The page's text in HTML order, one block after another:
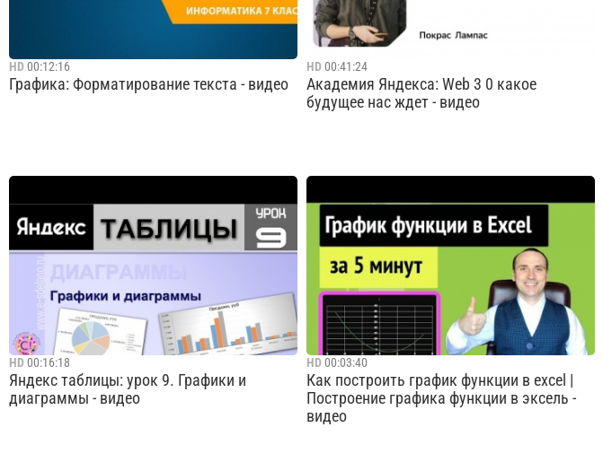
HD 00:12:16
Графика: Форматирование текста - видео
Алла Александровна Сайт - https://video-
tutorial.ru/Форматирование текста - это
процесс изменения внешнего вида
текстового документа, чтобы он выглядел
более привлекательным и удобочитаемым.
Форматирован...
Cмотреть видео
HD 00:41:24
Академия Яндекса: Web 3 0 какое
будущее нас ждет - видео
На цифровые экосистемы влияют не только
корпорации, но и государства, законы и
технологические революции. В будущее
возьмут не всех. Рассмотрим эту тему с
позиции человека, которому только
предстоит в...
Cмотреть видео
HD 00:16:18
Яндекс таблицы: урок 9. Графики и
диаграммы - видео
HD 00:03:40
Как построить график функции в excel |
Построение графика функции в эксель -
видео